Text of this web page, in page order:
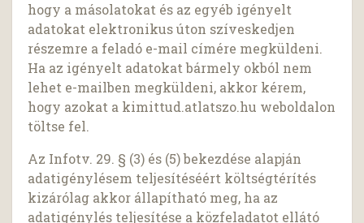
hogy a másolatokat és az egyéb igényelt
adatokat elektronikus úton szíveskedjen
részemre a feladó e-mail címére megküldeni.
Ha az igényelt adatokat bármely okból nem
lehet e-mailben megküldeni, akkor kérem,
hogy azokat a kimittud.atlatszo.hu weboldalon
töltse fel.
Az Infotv. 29. § (3) és (5) bekezdése alapján
adatigénylésem teljesítéséért költségtérítés
kizárólag akkor állapítható meg, ha az
adatigénylés teljesítése a közfeladatot ellátó